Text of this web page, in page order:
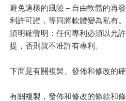
避免這樣的風險－自由軟體的再
利許可證，等同將軟體變為私有
須明確聲明：任何專利必須以允
提，否則就不准許有專利。
下面是有關複製、發佈和修改的確
有關複製，發佈和修改的條款和